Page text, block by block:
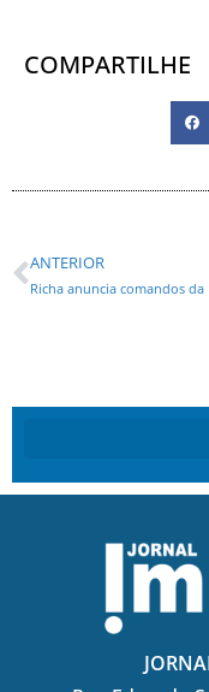
COMPARTILHE
ANTERIOR